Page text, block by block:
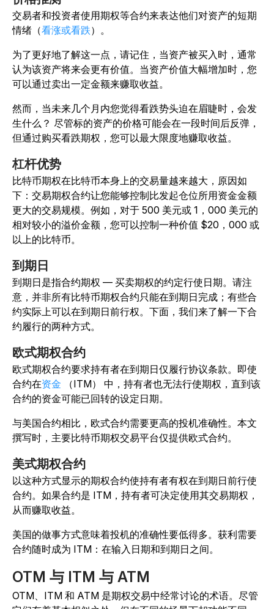
交易者和投资者使用期权等合约来表达他们对资产的短期
情绪（看涨或看跌）。
为了更好地了解这一点，请记住，当资产被买入时，通常
认为该资产将来会更有价值。当资产价值大幅增加时，您
可以通过卖出一定金额来赚取收益。
然而，当未来几个月内您觉得看跌势头迫在眉睫时，会发
生什么？ 尽管标的资产的价格可能会在一段时间后反弹，
但通过购买看跌期权，您可以最大限度地赚取收益。
杠杆优势
比特币期权在比特币本身上的交易量越来越大，原因如
下：交易期权合约让您能够控制比发起仓位所用资金金额
更大的交易规模。例如，对于 500 美元或 1，000 美元的
相对较小的溢价金额，您可以控制一种价值 $20，000 或
以上的比特币。
到期日
到期日是指合约期权 — 买卖期权的约定行使日期。请注
意，并非所有比特币期权合约只能在到期日完成；有些合
约实际上可以在到期日前行权。下面，我们来了解一下合
约履行的两种方式。
欧式期权合约
欧式期权合约要求持有者在到期日仅履行协议条款。即使
合约在资金
（ITM） 中，持有者也无法行使期权，直到该
合约的资金可能已回转的设定日期。
与美国合约相比，欧式合约需要更高的投机准确性。本文
撰写时，主要比特币期权交易平台仅提供欧式合约。
美式期权合约
以这种方式显示的期权合约使持有者有权在到期日前行使
合约。 如果合约是 ITM，持有者可决定使用其交易期权，
从而赚取收益。
美国的做事方式意味着投机的准确性要低得多。获利需要
合约随时成为 ITM：在输入日期和到期日之间。
OTM 与 ITM 与 ATM
OTM、ITM 和 ATM 是期权交易中经常讨论的术语。尽管